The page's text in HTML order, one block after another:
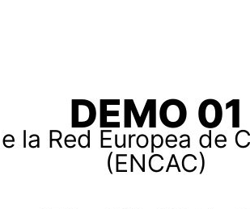
DEMO 01
la Red Europea de
(ENCAC)